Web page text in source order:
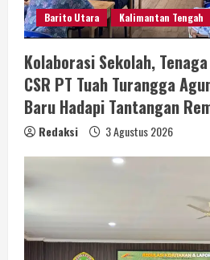
Barito Utara Kalimantan Tengah
Kolaborasi Sekolah,
CSR PT Tuah Turangga
Baru Hadapi Tantangan
Redaksi 3 Agustus 2026